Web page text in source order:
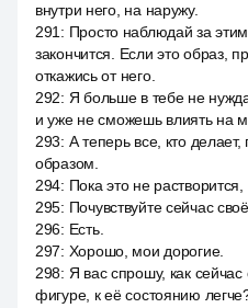
внутри него, на наружу.
291 : Просто наблюдай за
закончится. Если это образ,
откажись от него.
292: Я больше в тебе не
и уже не сможешь влиять на
293: А теперь все, кто
образом.
294: Пока это не растворится,
295: Почувствуйте сейчас
296: Есть.
297: Хорошо, мои дорогие.
298: Я вас спрошу, как
фигуре, к её состоянию